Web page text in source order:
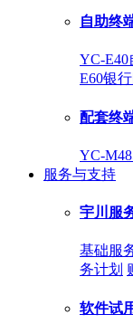
自助终
YC-E40
E60银
配套终
YC-
服务与支持
宇川服
基础服
务计划
软件试